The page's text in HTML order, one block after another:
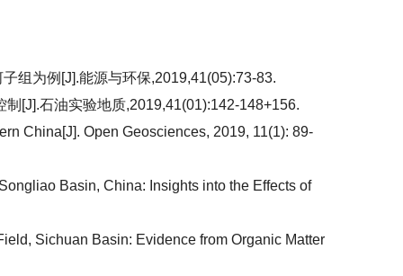
组为例[J].能源与环保,2019,41(05):73-83.
[J].石油实验地质,2019,41(01):142-148+156.
China[J]. Open Geosciences, 2019, 11(1): 89-
Basin, China: Insights into the Effects of
Sichuan Basin: Evidence from Organic Matter